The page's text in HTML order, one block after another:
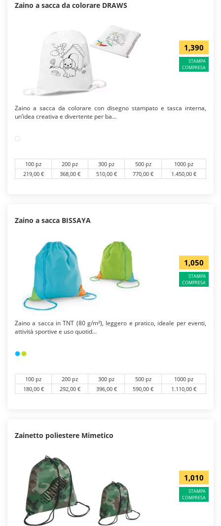
Zaino a sacca da colorare DRAWS
1,390
STAMPA
COMPRESA
Zaino a sacca da colorare con disegno stampato e tasca interna,
un’idea creativa e divertente per ba...
100 pz 200 pz 300 pz 500 pz
1000 pz
219,00 €
368,00 € 510,00 € 770,00 € 1.450,00 €
Zaino a sacca BISSAYA
1,050
STAMPA
COMPRESA
Zaino a sacca in TNT (80 g/m²), leggero e pratico, ideale per eventi,
attività sportive e uso quotid...
100 pz 200 pz 300 pz 500 pz
1000 pz
180,00 €
292,00 € 396,00 € 590,00 € 1.110,00 €
Zainetto poliestere Mimetico
1,010
STAMPA
COMPRESA